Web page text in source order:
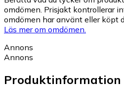
omdömen. Prisjakt kontrollerar
omdömen har använt eller köpt
Läs mer om omdömen.
Annons
Annons
Produktinformation